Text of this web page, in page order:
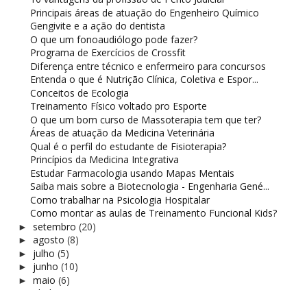
Principais áreas de atuação do Engenheiro Químico
Gengivite e a ação do dentista
O que um fonoaudiólogo pode fazer?
Programa de Exercícios de Crossfit
Diferença entre técnico e enfermeiro para concursos
Entenda o que é Nutrição Clínica, Coletiva e Espor...
Conceitos de Ecologia
Treinamento Físico voltado pro Esporte
O que um bom curso de Massoterapia tem que ter?
Áreas de atuação da Medicina Veterinária
Qual é o perfil do estudante de Fisioterapia?
Princípios da Medicina Integrativa
Estudar Farmacologia usando Mapas Mentais
Saiba mais sobre a Biotecnologia - Engenharia Gené...
Como trabalhar na Psicologia Hospitalar
Como montar as aulas de Treinamento Funcional Kids?
► setembro (20)
► agosto (8)
► julho (5)
► junho (10)
► maio (6)